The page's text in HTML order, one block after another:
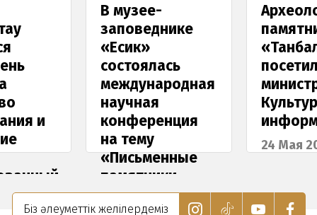
Археологических
памятников
«Танбалы тас»
посетила
министр
Культуры и
информации РК
24 Мая 2024
чтения-
26
Біз әлеуметтік желілердеміз